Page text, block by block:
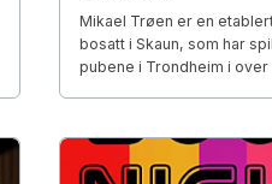
Mikael Trøen er en
bosatt i Skaun, som har
pubene i Trondheim i over